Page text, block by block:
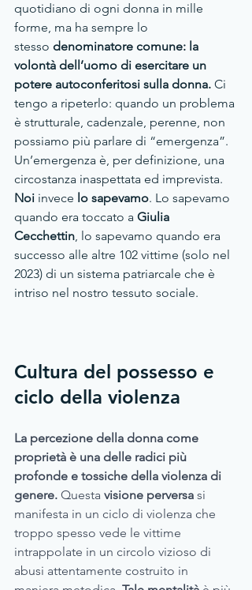
quotidiano di ogni donna in mille
forme, ma ha sempre lo
stesso denominatore comune: la
volontà dell’uomo di esercitare un
potere autoconferitosi sulla donna. Ci
tengo a ripeterlo: quando un problema
è strutturale, cadenzale, perenne, non
possiamo più parlare di “emergenza”.
Un’emergenza è, per definizione, una
circostanza inaspettata ed imprevista.
Noi invece lo sapevamo. Lo sapevamo
quando era toccato a Giulia
Cecchettin, lo sapevamo quando era
successo alle altre 102 vittime (solo nel
2023) di un sistema patriarcale che è
intriso nel nostro tessuto sociale.
Cultura del possesso e
ciclo della violenza
La percezione della donna come
proprietà è una delle radici più
profonde e tossiche della violenza di
genere. Questa visione perversa si
manifesta in un ciclo di violenza che
troppo spesso vede le vittime
intrappolate in un circolo vizioso di
abusi attentamente costruito in